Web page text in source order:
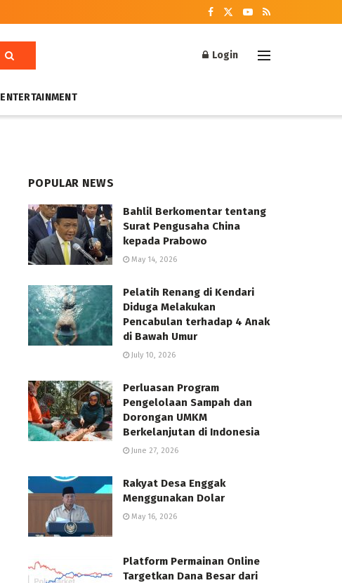
Login
ENTERTAINMENT
POPULAR NEWS
Bahlil Berkomentar tentang
Surat Pengusaha China
kepada Prabowo
May 14, 2026
Pelatih Renang di Kendari
Diduga Melakukan
Pencabulan terhadap 4 Anak
di Bawah Umur
July 10, 2026
Perluasan Program
Pengelolaan Sampah dan
Dorongan UMKM
Berkelanjutan di Indonesia
June 27, 2026
Rakyat Desa Enggak
Menggunakan Dolar
May 16, 2026
Platform Permainan Online
Targetkan Dana Besar dari